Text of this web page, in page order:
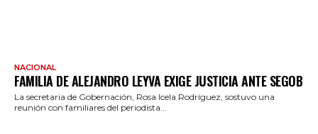
NACIONAL
FAMILIA DE ALEJANDRO LEYVA EXIGE JUSTICIA ANTE SEGOB
La secretaria de Gobernación, Rosa Icela Rodríguez, sostuvo una
reunión con familiares del periodista...